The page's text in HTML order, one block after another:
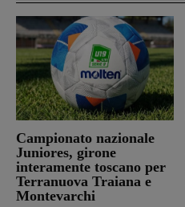
Campionato nazionale
Juniores, girone
interamente toscano per
Terranuova Traiana e
Montevarchi